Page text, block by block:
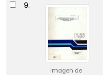
9.
Imagen de